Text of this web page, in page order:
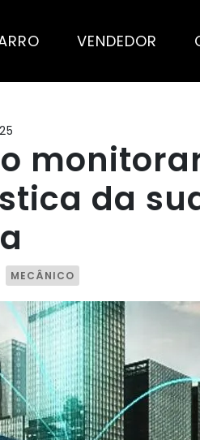
VENDEDOR
da
MECÂNICO